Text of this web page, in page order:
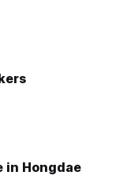
in Hongdae